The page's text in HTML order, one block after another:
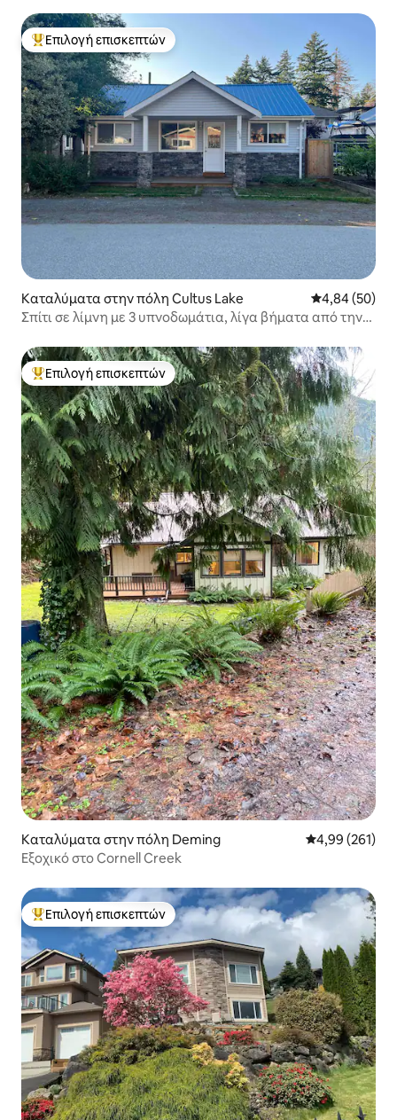
Κορυφαία επιλογή επισκεπτών
Επιλογή επισκεπτών
Καταλύματα στην πόλη Cultus Lake Μέση
4,84 (50)
Σπίτι σε λίμνη με 3 υπνοδωμάτια, λίγα βήματα από την
Κορυφαία επιλογή επισκεπτών
Επιλογή επισκεπτών
Καταλύματα στην πόλη Deming Μέση
4,99 (261)
Εξοχικό στο Cornell Creek
Κορυφαία επιλογή επισκεπτών
Επιλογή επισκεπτών